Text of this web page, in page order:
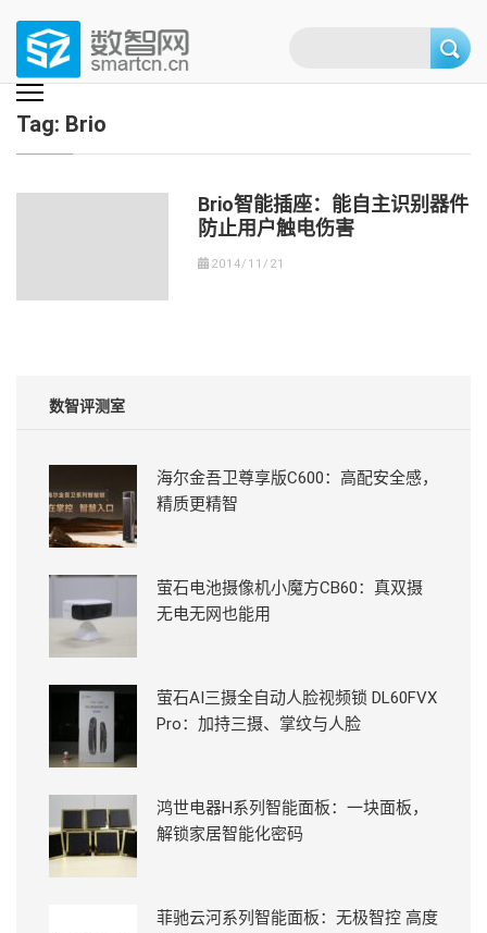
content
(Press
enter)
数智网
智能家居第一资讯门户 | 智能家居系统，智能家居产品，智能家居解决方
Tag: Brio
Brio智能插座：能自主识别器件
防止用户触电伤害
2014/11/21
数智评测室
海尔金吾卫尊享版C600：高配安全感，
精质更精智
萤石电池摄像机小魔方CB60：真双摄
无电无网也能用
萤石AI三摄全自动人脸视频锁 DL60FVX
Pro：加持三摄、掌纹与人脸
鸿世电器H系列智能面板：一块面板，
解锁家居智能化密码
菲驰云河系列智能面板：无极智控 高度